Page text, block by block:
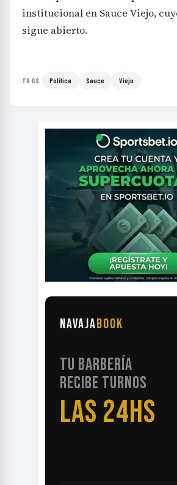
institucional en Sauce Viejo,
sigue abierto.
TAGS Política Sauce Viejo
NAVAJABOOK
TU BARBERÍA
RECIBE TURNOS
LAS 24HS